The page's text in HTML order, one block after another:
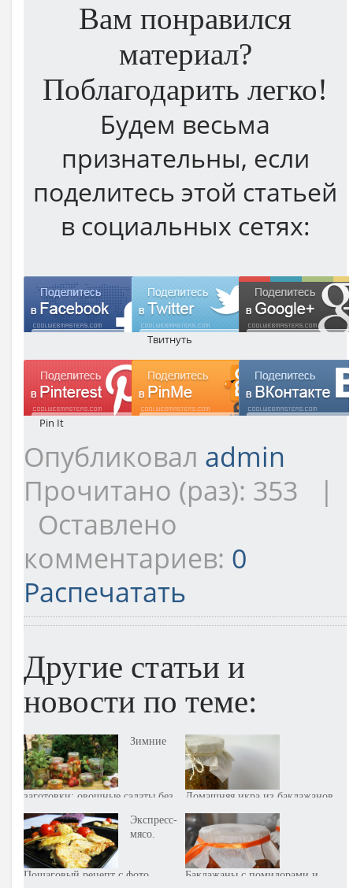
Вам понравился
материал?
Поблагодарить легко!
Будем весьма
признательны, если
поделитесь этой статьей
в социальных сетях:
Твитнуть
Pin It
Опубликовал admin
Прочитано (раз): 353 |
Оставлено
комментариев: 0
Распечатать
Другие статьи и
новости по теме:
Зимние
заготовки: овощные салаты без
Домашняя икра из баклажанов.
Экспресс-
мясо.
Пошаговый рецепт с фото
Баклажаны с помидорами и